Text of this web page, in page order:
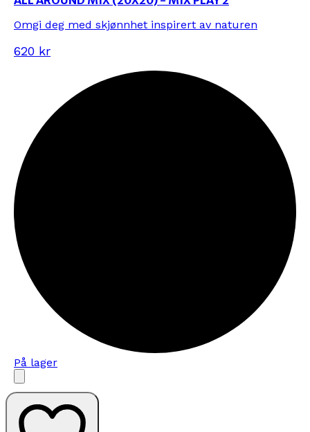
Omgi deg med skjønnhet inspirert av naturen
620 kr
På lager